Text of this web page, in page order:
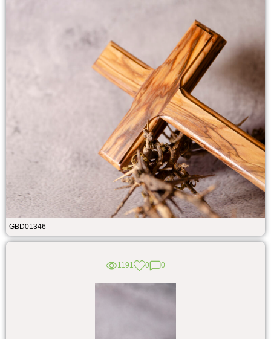
GBD01346
1191 0 0